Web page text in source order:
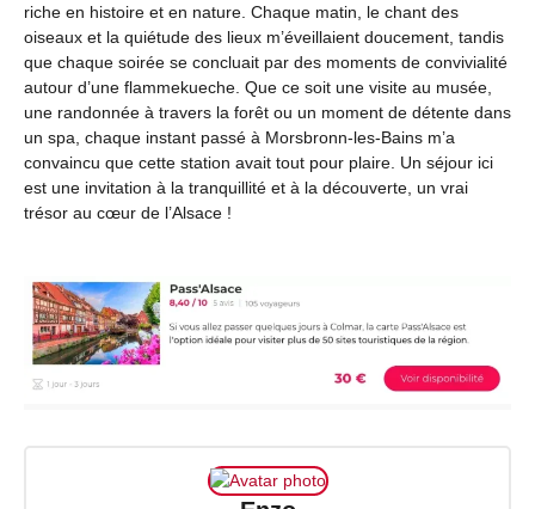
riche en histoire et en nature. Chaque matin, le chant des
oiseaux et la quiétude des lieux m’éveillaient doucement, tandis
que chaque soirée se concluait par des moments de convivialité
autour d’une flammekueche. Que ce soit une visite au musée,
une randonnée à travers la forêt ou un moment de détente dans
un spa, chaque instant passé à Morsbronn-les-Bains m’a
convaincu que cette station avait tout pour plaire. Un séjour ici
est une invitation à la tranquillité et à la découverte, un vrai
trésor au cœur de l’Alsace !